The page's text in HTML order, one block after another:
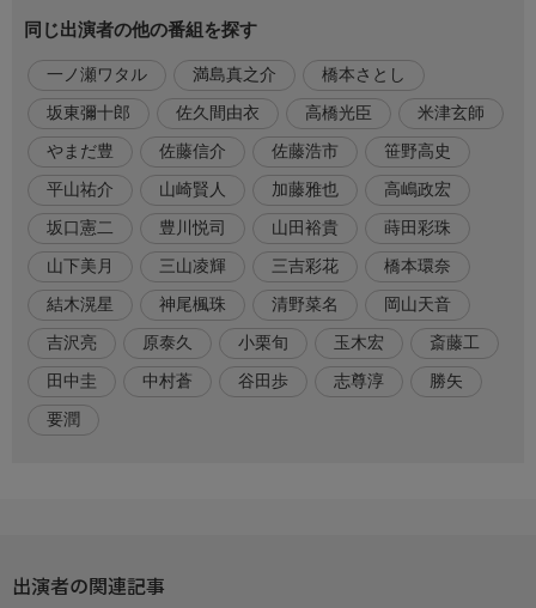
珠
山田裕貴/坂口憲二
豊川悦司
高嶋政宏 要潤 加藤雅也 高橋光臣 平山祐介 一ノ瀬ワタル 佐久間
由衣 勝矢
坂東彌十郎 橋本さとし 笹野高史 谷田歩 中村蒼 田中圭 斎藤工
玉木宏/佐藤浩市
小栗旬
番組内容
映画最新作では、原作屈指の人気エピソードである「合従軍編」
が描かれ、秦天下の大将軍になる夢を抱く少年・信と、中華統一
を目指す若き王・えい政の<秦>に絶体絶命の危機が訪れる。
その滅亡の危機に、秦国屈指の将が集結!
蒙恬役の志尊淳、王賁役の神尾楓珠を始めとする新キャストと、
前作からの豪華キャストも続投し、魅力溢れる猛者たちが一堂に
佐藤信介
同じ出演者の他の番組を探す
一ノ瀬ワタル 満島真之介 橋本さとし
坂東彌十郎 佐久間由衣 高橋光臣 米津玄師
やまだ豊 佐藤信介 佐藤浩市 笹野高史
平山祐介 山崎賢人 加藤雅也 高嶋政宏
坂口憲二 豊川悦司 山田裕貴 蒔田彩珠
山下美月 三山凌輝 三吉彩花 橋本環奈
結木滉星 神尾楓珠 清野菜名 岡山天音
吉沢亮 原泰久 小栗旬 玉木宏 斎藤工
田中圭 中村蒼 谷田歩 志尊淳 勝矢
要潤
出演者の関連記事